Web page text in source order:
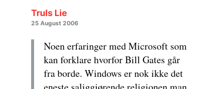
Truls Lie
25 August 2006
Noen erfaringer med Microsoft som
kan forklare hvorfor Bill Gates går
fra borde. Windows er nok ikke det